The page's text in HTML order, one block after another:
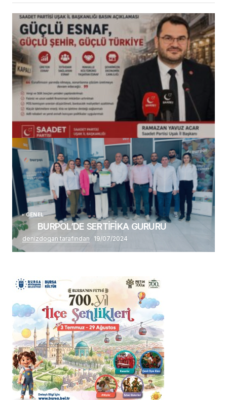
(başlıksız)
Alaattin Karahan tarafından 14/07/2026
GENEL
BURPOL’DE SERTİFİKA GURURU
denizdogan tarafından 19/07/2024